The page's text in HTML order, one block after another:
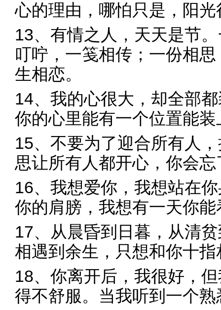
心的理由，哪怕只是，阳
13、有情之人，天天是节
叮咛，一笺相传；一份相
生相恋。
14、我的心很大，却全部
你的心里能有一个位置能
15、不要为了迎合所有人
思让所有人都开心，你会
16、我想爱你，我想站在
你的肩膀，我想有一天你
17、从晨昏到日暮，从清
相遇到余生，只想和你十
18、你离开后，我很好，
得不舒服。当我听到一个